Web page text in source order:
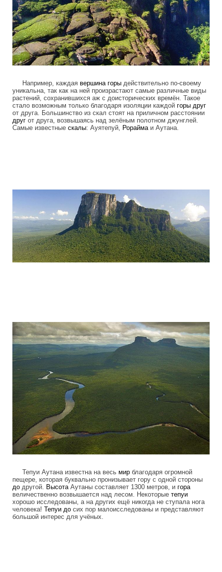
Например, каждая вершина горы действительно по-своему
уникальна, так как на ней произрастают самые различные виды
растений, сохранившихся аж с доисторических времён. Такое
стало возможным только благодаря изоляции каждой горы друг
от друга. Большинство из скал стоят на приличном расстоянии
друг от друга, возвышаясь над зелёным полотном джунглей.
Самые известные скалы: Ауятепуй, Рораймаи Аутана.
Тепуи Аутана известна на весь мир благодаря огромной
пещере, которая буквально пронизывает гору с одной стороны
до другой. Высота Аутаны составляет 1300 метров, и гора
величественно возвышается над лесом. Некоторые тепуи
хорошо исследованы, а на других ещё никогда не ступала нога
человека! Тепуи до сих пор малоисследованы и представляют
большой интерес для учёных.